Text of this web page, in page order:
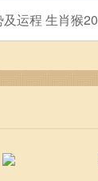
运程 生肖猴